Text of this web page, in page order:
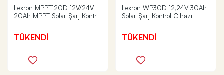
Lexron MPPT120D 12V/24V
20Ah MPPT Solar Şarj Kontr
TÜKENDİ
Lexron WP30D 12,24V 30Ah
Solar Şarj Kontrol Cihazı
TÜKENDİ